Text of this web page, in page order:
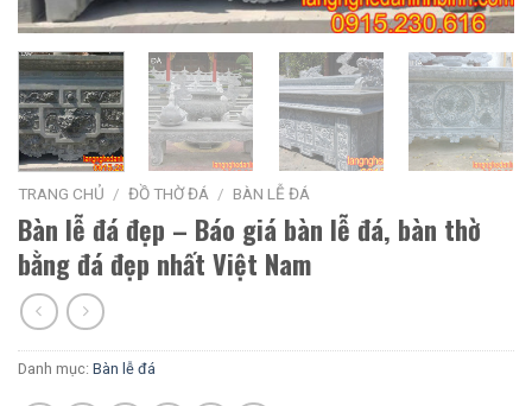
TRANG CHỦ / ĐỒ THỜ ĐÁ / BÀN LỄ ĐÁ
Bàn lễ đá đẹp – Báo giá bàn lễ đá, bàn thờ
bằng đá đẹp nhất Việt Nam
Danh mục: Bàn lễ đá